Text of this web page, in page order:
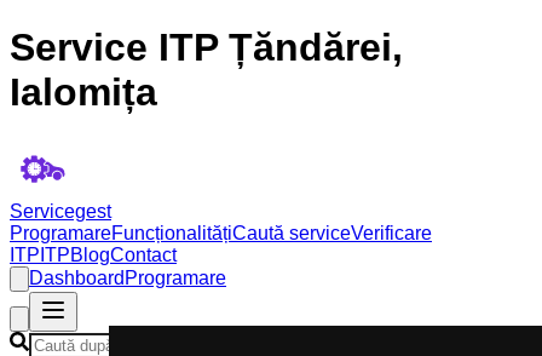
Service ITP Țăndărei,
Ialomița
Servicegest
ProgramareFuncționalitățiCaută serviceVerificare
ITP ITPBlogContact
Dashboard Programare